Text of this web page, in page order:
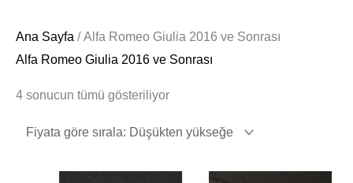
Ana Sayfa / Alfa Romeo Giulia 2016 ve Sonrası
Alfa Romeo Giulia 2016 ve Sonrası
4 sonucun tümü gösteriliyor
Fiyata
göre
yükseğe